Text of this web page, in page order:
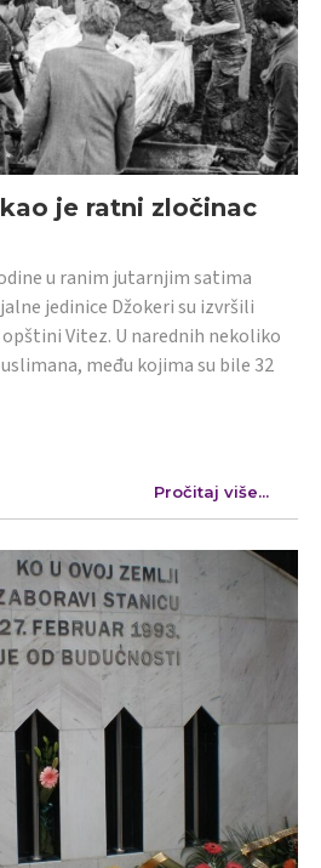
je ratni zločinac
u ranim jutarnjim satima
jedinice Džokeri su izvršili
Vitez. U narednih nekoliko
među kojima su bile 32
Pročitaj više...